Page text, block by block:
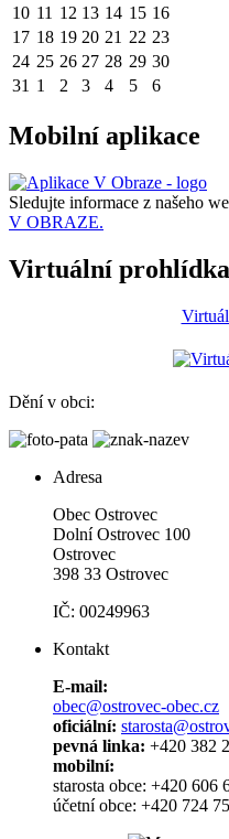
10 11 12 13 14 15 16
17 18 19 20 21 22 23
24 25 26 27 28 29 30
31 1 2 3 4 5 6
Mobilní aplikace
Sledujte informace z našeho
V OBRAZE.
Virtuální prohlídka
Dění v obci:
Adresa
Obec Ostrovec
Dolní Ostrovec 100
Ostrovec
398 33 Ostrovec
IČ: 00249963
Kontakt
E-mail:
obec@ostrovec-obec.cz
oficiální:
pevná linka: +420 382
mobilní:
starosta obce: +420 606
účetní obce: +420 724